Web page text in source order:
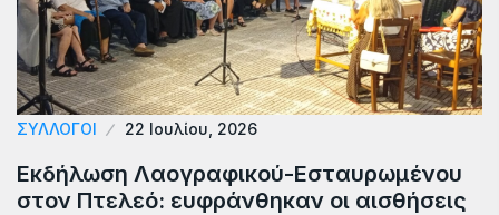
ΣΥΛΛΟΓΟΙ 22 Ιουλίου, 2026
Εκδήλωση Λαογραφικού-Εσταυρωμένου
στον Πτελεό: ευφράνθηκαν οι αισθήσεις